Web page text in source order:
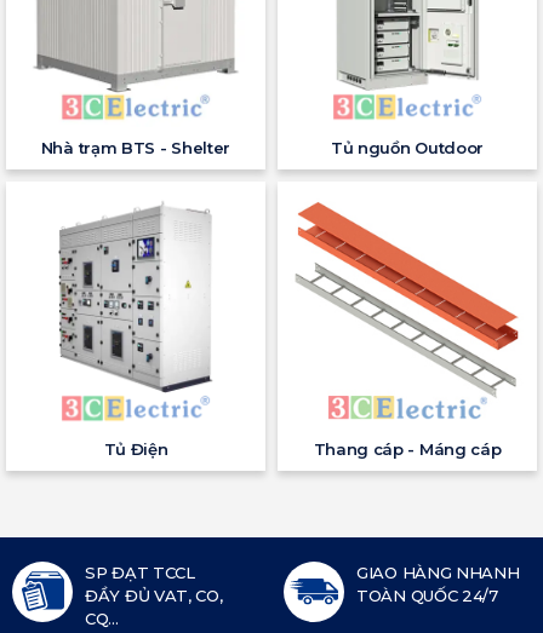
Nhà trạm BTS - Shelter Tủ nguồn Outdoor
Tủ Điện Thang cáp - Máng cáp
SP ĐẠT TCCL
ĐẦY ĐỦ VAT, CO,
CQ...
GIAO HÀNG NHANH
TOÀN QUỐC 24/7